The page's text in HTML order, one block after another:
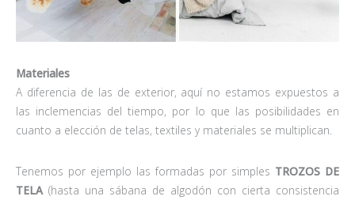
Materiales
A diferencia de las de exterior, aquí no estamos expuestos a
las inclemencias del tiempo, por lo que las posibilidades en
cuanto a elección de telas, textiles y materiales se multiplican.
Tenemos por ejemplo las formadas por simples TROZOS DE
TELA(hasta una sábana de algodón con cierta consistencia